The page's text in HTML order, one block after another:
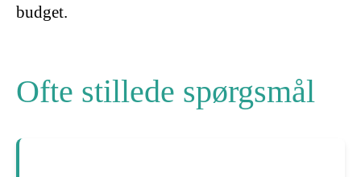
budget.
Ofte stillede spørgsmål